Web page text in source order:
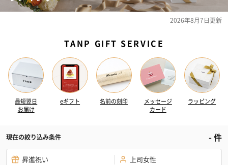
2026年8月7日更新
TANP GIFT SERVICE
最短翌日
お届け
eギフト 名前の刻印
メッセージ
カード
ラッピング
現在の絞り込み条件 -件
昇進祝い 上司女性